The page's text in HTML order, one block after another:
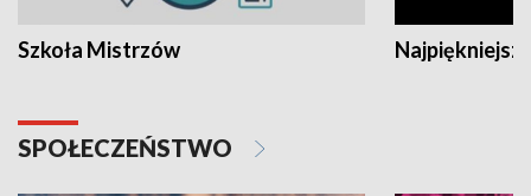
Szkoła Mistrzów
SPOŁECZEŃSTWO